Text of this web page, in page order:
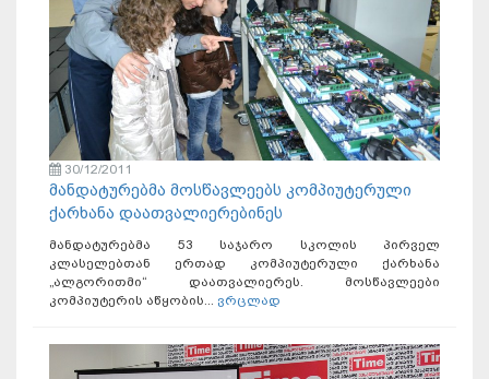
30/12/2011
მანდატურებმა მოსწავლეებს კომპიუტერული
ქარხანა დაათვალიერებინეს
მანდატურებმა 53 საჯარო სკოლის პირველ
კლასელებთან ერთად კომპიუტერული ქარხანა
„ალგორითმი“ დაათვალიერეს. მოსწავლეები
კომპიუტერის აწყობის... ვრცლად